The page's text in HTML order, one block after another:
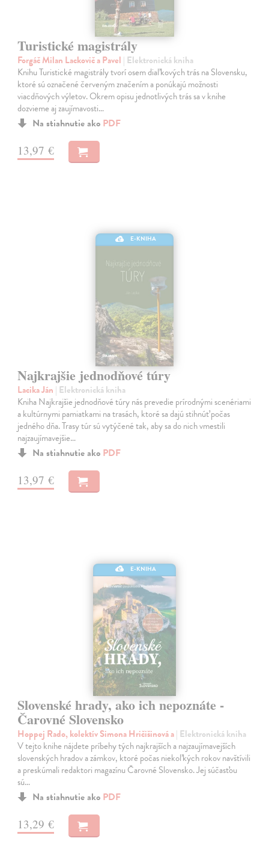
Turistické magistrály
Forgáč Milan Lackovič a Pavel | Elektronická kniha
Knihu Turistické magistrály tvorí osem diaľkových trás na Slovensku,
ktoré sú označené červeným značením a ponúkajú možnosti
viacdňových výletov. Okrem opisu jednotlivých trás sa v knihe
dozvieme aj zaujímavosti…
Na stiahnutie ako PDF
13,97 €
E-KNIHA
Najkrajšie jednodňové túry
Lacika Ján | Elektronická kniha
Kniha Najkrajšie jednodňové túry nás prevedie prírodnými scenériami
a kultúrnymi pamiatkami na trasách, ktoré sa dajú stihnúť počas
jedného dňa. Trasy túr sú vytýčené tak, aby sa do nich vmestili
najzaujímavejšie…
Na stiahnutie ako PDF
13,97 €
E-KNIHA
Slovenské hrady, ako ich nepoznáte -
Čarovné Slovensko
Hoppej Rado, kolektív Simona Hričišinová a| Elektronická kniha
V tejto knihe nájdete príbehy tých najkrajších a najzaujímavejších
slovenských hradov a zámkov, ktoré počas niekoľkých rokov navštívili
a preskúmali redaktori magazínu Čarovné Slovensko. Jej súčasťou
sú…
Na stiahnutie ako PDF
13,29 €